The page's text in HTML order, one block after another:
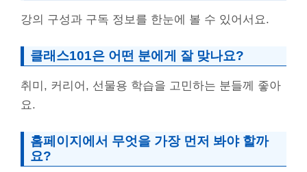
강의 구성과 구독 정보를 한눈에 볼 수 있어서요.
클래스101은 어떤 분에게 잘 맞나요?
취미, 커리어, 선물용 학습을 고민하는 분들께 좋아
요.
홈페이지에서 무엇을 가장 먼저 봐야 할까
요?